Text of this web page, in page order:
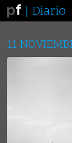
Diario
11